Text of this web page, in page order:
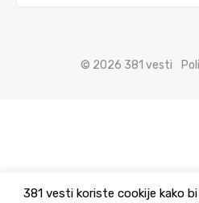
© 2026 381 vesti
381 vesti koriste cookije kako